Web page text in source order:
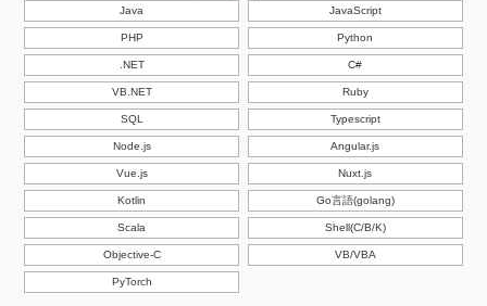
Java JavaScript
PHP Python
.NET C#
VB.NET Ruby
SQL Typescript
Node.js Angular.js
Vue.js Nuxt.js
Kotlin Go言語(golang)
Scala Shell(C/B/K)
Objective-C VB/VBA
PyTorch